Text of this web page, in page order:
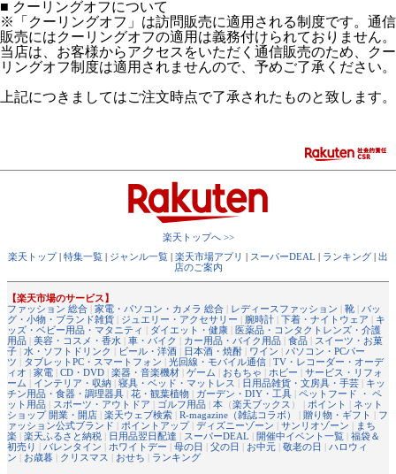
■ クーリングオフについて
※「クーリングオフ」は訪問販売に適用される制度です。通信
販売にはクーリングオフの適用は義務付けられておりません。
当店は、お客様からアクセスをいただく通信販売のため、クー
リングオフ制度は適用されませんので、予めご了承ください。
上記につきましてはご注文時点で了承されたものと致します。
楽天トップへ >>
楽天トップ| 特集一覧 | ジャンル一覧 | 楽天市場アプリ | スーパーDEAL | ランキング | 出
店のご案内
【楽天市場のサービス】
ファッション 総合 | 家電・パソコン・カメラ 総合 | レディースファッション | 靴 | バッ
グ・小物・ブランド雑貨 | ジュエリー・アクセサリー | 腕時計 | 下着・ナイトウェア | キ
ッズ・ベビー用品・マタニティ | ダイエット・健康 | 医薬品・コンタクトレンズ・介護
用品 | 美容・コスメ・香水 | 車・バイク | カー用品・バイク用品 | 食品 | スイーツ・お菓
子 | 水・ソフトドリンク | ビール・洋酒 | 日本酒・焼酎 | ワイン | パソコン・PCパー
ツ | タブレットPC・スマートフォン | 光回線・モバイル通信 | TV・レコーダー・オーデ
ィオ | 家電 | CD・DVD | 楽器・音楽機材 | ゲーム | おもちゃ | ホビー | サービス・リフォ
ーム | インテリア・収納 | 寝具・ベッド・マットレス | 日用品雑貨・文房具・手芸 | キッ
チン用品・食器・調理器具 | 花・観葉植物 | ガーデン・DIY・工具 | ペットフード ・ ペ
ット用品 | スポーツ・アウトドア | ゴルフ用品 | 本 （楽天ブックス ） | ポイント | ネット
ショップ 開業・開店 | 楽天ウェブ検索 | R-magazine（雑誌コラボ） | 贈り物・ギフト | フ
ァッション公式ブランド | ポイントアップ| ディズニーゾーン | サンリオゾーン | まち
楽 | 楽天ふるさと納税 | 日用品翌日配達 | スーパーDEAL | 開催中イベント一覧 | 福袋＆
初売り | バレンタイン | ホワイトデー | 母の日 | 父の日 | お中元 | 敬老の日 | ハロウィ
ン | お歳暮 | クリスマス | おせち | ランキング